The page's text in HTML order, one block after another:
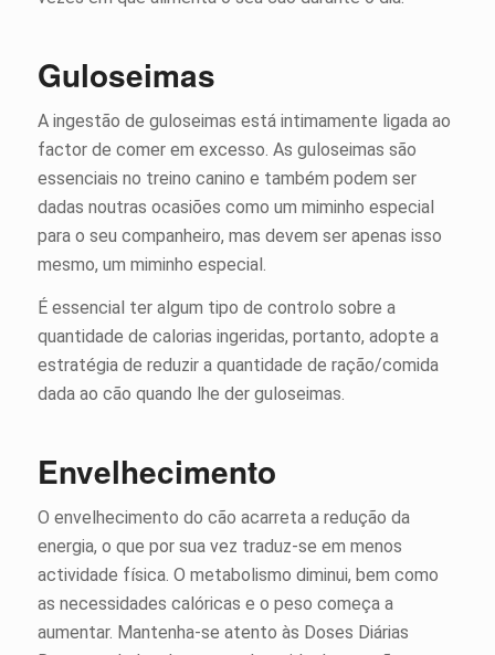
Guloseimas
A ingestão de guloseimas está intimamente ligada ao
factor de comer em excesso. As guloseimas são
essenciais no treino canino e também podem ser
dadas noutras ocasiões como um miminho especial
para o seu companheiro, mas devem ser apenas isso
mesmo, um miminho especial.
É essencial ter algum tipo de controlo sobre a
quantidade de calorias ingeridas, portanto, adopte a
estratégia de reduzir a quantidade de ração/comida
dada ao cão quando lhe der guloseimas.
Envelhecimento
O envelhecimento do cão acarreta a redução da
energia, o que por sua vez traduz-se em menos
actividade física. O metabolismo diminui, bem como
as necessidades calóricas e o peso começa a
aumentar. Mantenha-se atento às Doses Diárias